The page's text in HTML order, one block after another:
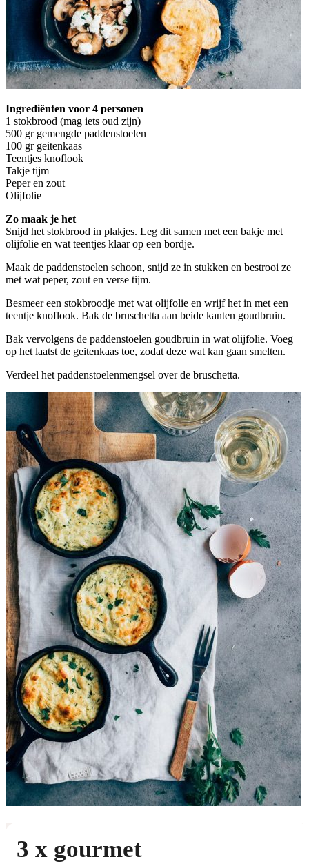
Ingrediënten voor 4 personen
1 stokbrood (mag iets oud zijn)
500 gr gemengde paddenstoelen
100 gr geitenkaas
Teentjes knoflook
Takje tijm
Peper en zout
Olijfolie
Zo maak je het
Snijd het stokbrood in plakjes. Leg dit samen met een bakje met
olijfolie en wat teentjes klaar op een bordje.
Maak de paddenstoelen schoon, snijd ze in stukken en bestrooi ze
met wat peper, zout en verse tijm.
Besmeer een stokbroodje met wat olijfolie en wrijf het in met een
teentje knoflook. Bak de bruschetta aan beide kanten goudbruin.
Bak vervolgens de paddenstoelen goudbruin in wat olijfolie. Voeg
op het laatst de geitenkaas toe, zodat deze wat kan gaan smelten.
Verdeel het paddenstoelenmengsel over de bruschetta.
3 x gourmet